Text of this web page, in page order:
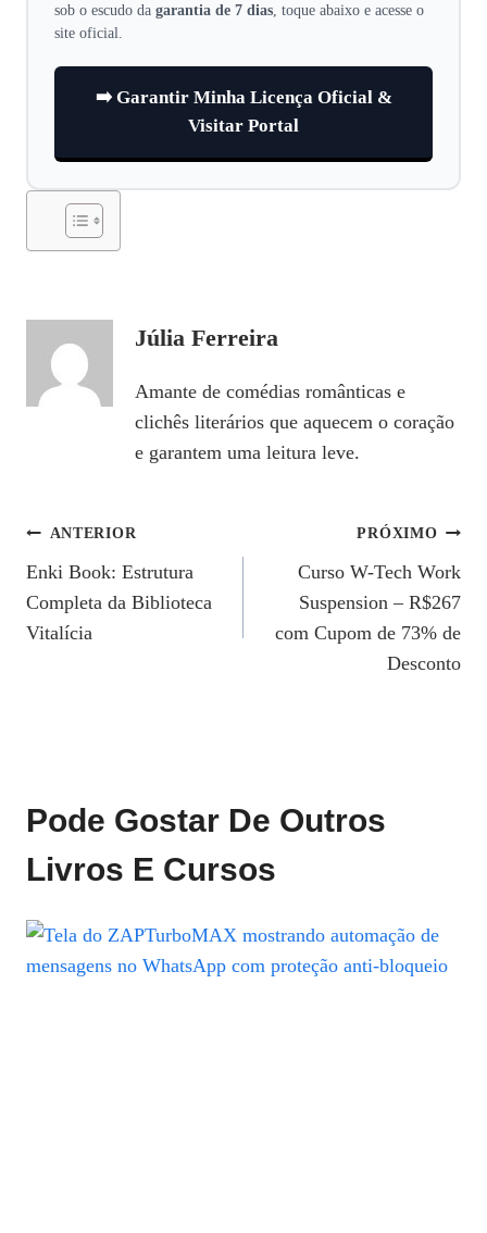
sob o escudo da garantia de 7 dias, toque abaixo e acesse o
site oficial.
➡️ Garantir Minha Licença Oficial &
Visitar Portal
Júlia Ferreira
Amante de comédias românticas e
clichês literários que aquecem o coração
e garantem uma leitura leve.
Navegação
De
Post
ANTERIOR
Enki Book: Estrutura
Completa da Biblioteca
Vitalícia
PRÓXIMO
Curso W-Tech Work
Suspension – R$267
com Cupom de 73% de
Desconto
Pode Gostar De Outros
Livros E Cursos